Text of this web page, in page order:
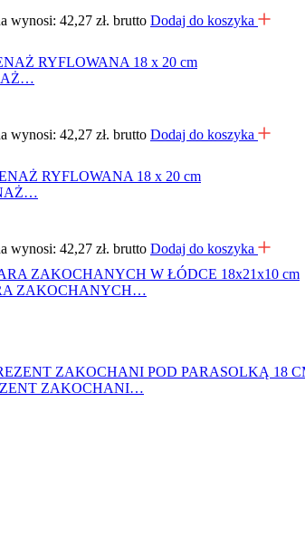
wynosi: 42,27 zł. brutto Dodaj do koszyka
wynosi: 42,27 zł. brutto Dodaj do koszyka
wynosi: 42,27 zł. brutto Dodaj do koszyka
ZAKOCHANYCH…
ZAKOCHANI…